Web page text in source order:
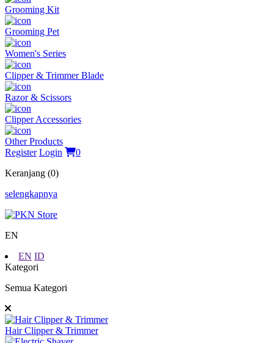
Grooming Kit
Grooming Pet
Women's Series
Clipper & Trimmer Blade
Razor & Scissors
Clipper Accessories
Other Products
Register Login
0
Keranjang (0)
selengkapnya
EN
EN ID
Kategori
Semua Kategori
Hair Clipper & Trimmer